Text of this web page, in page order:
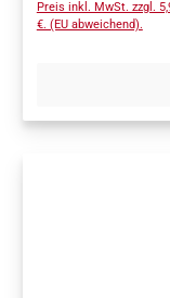
Preis inkl. MwSt. zzgl.
€. (EU abweichend).